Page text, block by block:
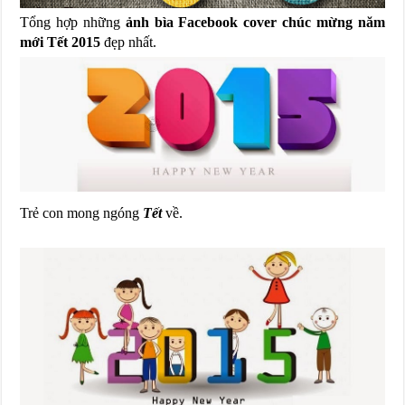
Tổng hợp những ảnh bìa Facebook cover chúc mừng năm
mới Tết 2015 đẹp nhất.
Trẻ con mong ngóng Tết về.